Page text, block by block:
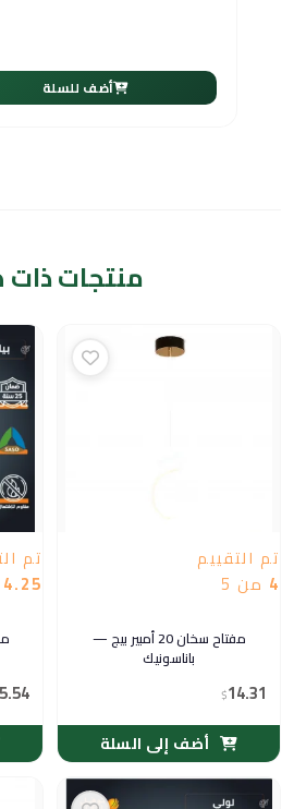
أضف للسلة
منتجات
تم التقييم
4 من 5
مفتاح سخان 20 أمبير بيج —
باناسونيك
$14.31
أضف إلى السلة
تم
4.25
5.54